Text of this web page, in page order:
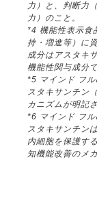
力）と、判断力
力）のこと。
*4 機能性表示食
持・増進等）に
成分はアスタキ
機能性関与成分
*5 マインド フ
スタキサンチン
カニズムが明記
*6 マインド フ
スタキサンチン
内細胞を保護す
知機能改善のメ